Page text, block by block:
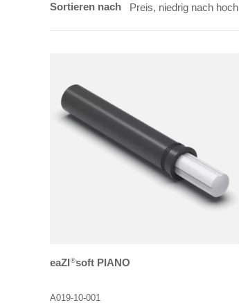
Sortieren nach Preis, niedrig nach hoch
eaZI®soft PIANO
A019-10-001